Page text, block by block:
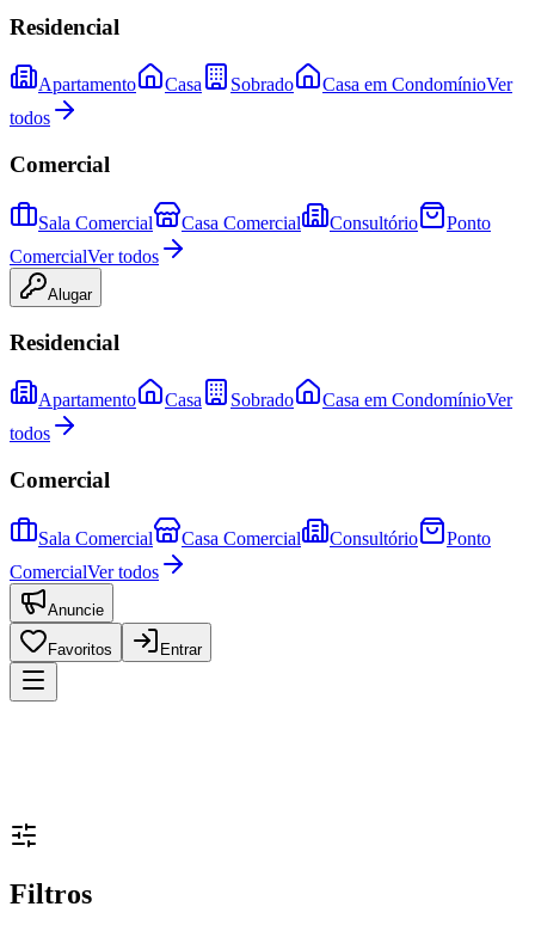
Residencial
Apartamento Casa Sobrado Casa em CondomínioVer
todos
Comercial
Sala Comercial Casa Comercial Consultório
Ponto
ComercialVer todos
Alugar
Residencial
Apartamento Casa Sobrado Casa em CondomínioVer
todos
Comercial
Sala Comercial Casa Comercial Consultório
Ponto
ComercialVer todos
Anuncie
Favoritos Entrar
Filtros